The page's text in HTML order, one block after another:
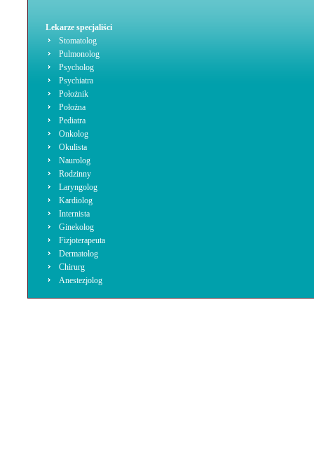
Lekarze specjaliści
Stomatolog
Pulmonolog
Psycholog
Psychiatra
Położnik
Położna
Pediatra
Onkolog
Okulista
Naurolog
Rodzinny
Laryngolog
Kardiolog
Internista
Ginekolog
Fizjoterapeuta
Dermatolog
Chirurg
Anestezjolog